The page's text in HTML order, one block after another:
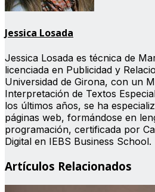
Jessica Losada
Jessica Losada es técnica de
licenciada en Publicidad y
Universidad de Girona, con un
Interpretación de Textos
los últimos años, se ha
páginas web, formándose en
programación, certificada por
Digital en IEBS Business School.
Artículos Relacionados